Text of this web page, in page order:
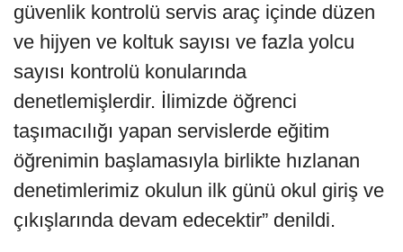
güvenlik kontrolü servis araç içinde düzen
ve hijyen ve koltuk sayısı ve fazla yolcu
sayısı kontrolü konularında
denetlemişlerdir. İlimizde öğrenci
taşımacılığı yapan servislerde eğitim
öğrenimin başlamasıyla birlikte hızlanan
denetimlerimiz okulun ilk günü okul giriş ve
çıkışlarında devam edecektir” denildi.